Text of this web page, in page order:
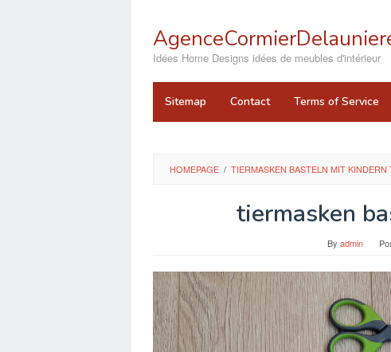
content
Idées Home Designs idées de meubles d'intérieur
Sitemap Contact Terms of Service
HOMEPAGE / TIERMASKEN BASTELN MIT
tiermasken
By admin